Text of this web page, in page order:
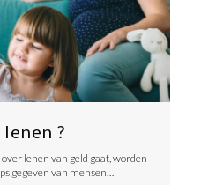
?
lenen van geld gaat, worden
gegeven van mensen…